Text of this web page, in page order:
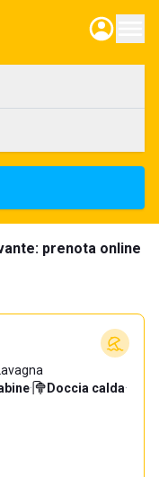
prenota online
· Doccia calda·